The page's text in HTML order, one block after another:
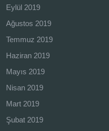
Eylül 2019
Ağustos 2019
Temmuz 2019
Haziran 2019
Mayıs 2019
Nisan 2019
Mart 2019
Şubat 2019